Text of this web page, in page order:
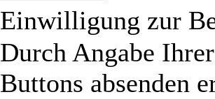
Einwilligung zur
Durch Angabe
Buttons absenden